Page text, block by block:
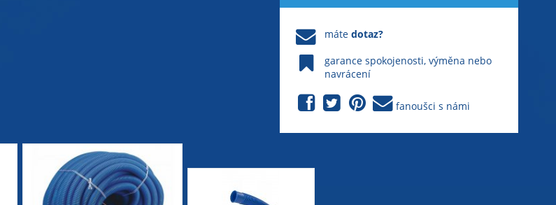
mátedotaz?
garance spokojenosti, výměna nebo
navrácení
fanoušci s námi